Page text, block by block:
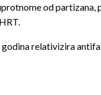
od
relativizira